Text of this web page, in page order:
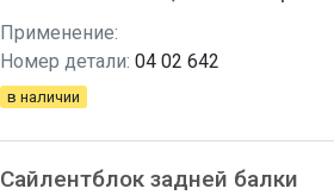
Применение:
Номер детали: 04 02 642
в наличии
Сайлентблок задней балки